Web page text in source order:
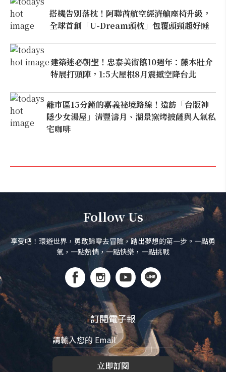
搭機告別落枕！阿聯酋航空經濟艙座椅升級，
全球首創「U-Dream頭枕」包覆頭頸超好睡
建築迷必朝聖！忠泰美術館10週年：藤本壯介
特展打頭陣，1:5大屋根8月震撼空降台北
離市區15分鐘的嘉義祕境路線！造訪「台版神
隱少女湯屋」清豐濤月、湖景窯烤披薩與人氣私
宅咖啡
Follow Us
享受吧！環遊世界，勇敢歸零去冒險，踏出夢想的第一步。一點勇
氣，一點熱情，一點快樂，一點挑戰
訂閱電子報
立即訂閱